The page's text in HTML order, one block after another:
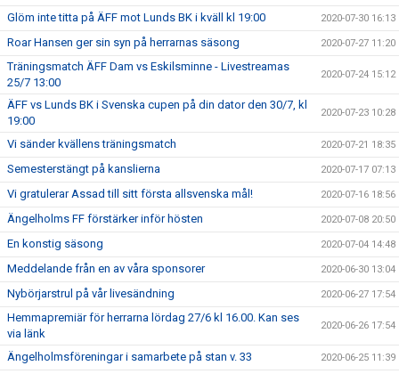
Glöm inte titta på ÄFF mot Lunds BK i kväll kl 19:00 2020-07-30 16:13
Roar Hansen ger sin syn på herrarnas säsong 2020-07-27 11:20
Träningsmatch ÄFF Dam vs Eskilsminne - Livestreamas
25/7 13:00
2020-07-24 15:12
ÄFF vs Lunds BK i Svenska cupen på din dator den 30/7, kl
19:00
2020-07-23 10:28
Vi sänder kvällens träningsmatch 2020-07-21 18:35
Semesterstängt på kanslierna 2020-07-17 07:13
Vi gratulerar Assad till sitt första allsvenska mål! 2020-07-16 18:56
Ängelholms FF förstärker inför hösten 2020-07-08 20:50
En konstig säsong 2020-07-04 14:48
Meddelande från en av våra sponsorer 2020-06-30 13:04
Nybörjarstrul på vår livesändning 2020-06-27 17:54
Hemmapremiär för herrarna lördag 27/6 kl 16.00. Kan ses
via länk
2020-06-26 17:54
Ängelholmsföreningar i samarbete på stan v. 33 2020-06-25 11:39